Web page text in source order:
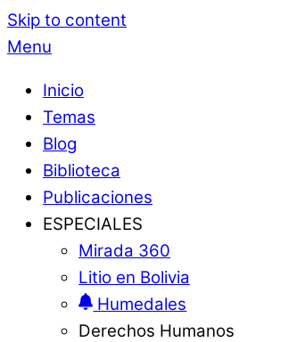
Skip to content
Menu
Inicio
Temas
Blog
Biblioteca
Publicaciones
ESPECIALES
Mirada 360
Litio en Bolivia
Humedales
Derechos Humanos